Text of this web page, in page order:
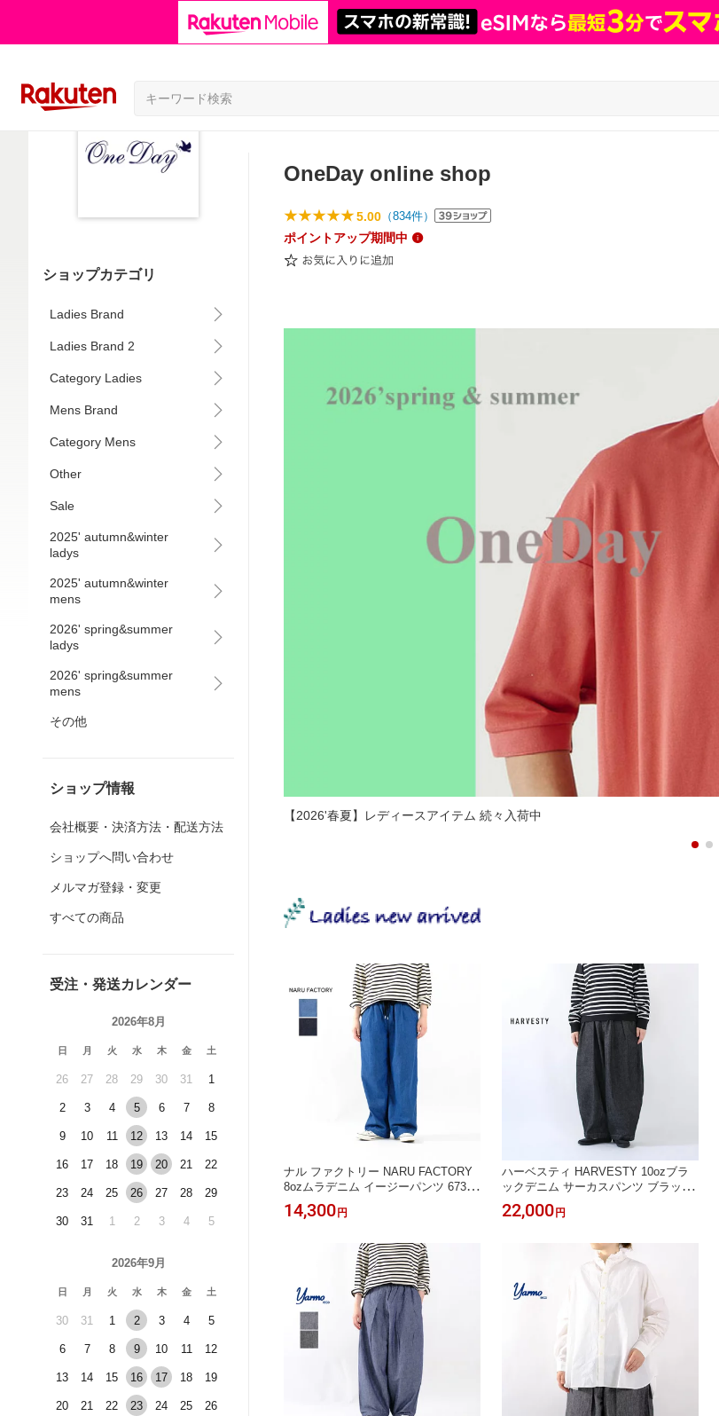
ショップカテゴリ
Ladies Brand
Ladies Brand 2
Category Ladies
Mens Brand
Category Mens
Other
Sale
2025' autumn&winter
ladys
2025' autumn&winter
mens
2026' spring&summer
ladys
2026' spring&summer
mens
その他
ショップ情報
会社概要・決済方法・配送方法
ショップへ問い合わせ
メルマガ登録・変更
すべての商品
受注・発送カレンダー
2026年8月
日 月 火 水 木 金 土
26 27 28 29 30 31 1
2 3 4 5 6 7 8
9 10 11 12 13 14 15
16 17 18 19 20 21 22
23 24 25 26 27 28 29
30 31 1 2 3 4 5
2026年9月
日 月 火 水 木 金 土
30 31 1 2 3 4 5
6 7 8 9 10 11 12
13 14 15 16 17 18 19
20 21 22 23 24 25 26
OneDay online shop
5.00 （834件）
ポイントアップ期間中
【2026'春夏】レディースアイテム 続々入荷中
ナル ファクトリー NARU FACTORY
8ozムラデニム イージーパンツ 67380
0《即日発送》＊送料無料＊2026'秋冬
14,300円
ハーベスティ HARVESTY 10ozブラ
ックデニム サーカスパンツ ブラック
ワンウォッシュ A12629-19 BLACK D
ENIM CIRCUS PANTS＊送料無料＊
22,000円